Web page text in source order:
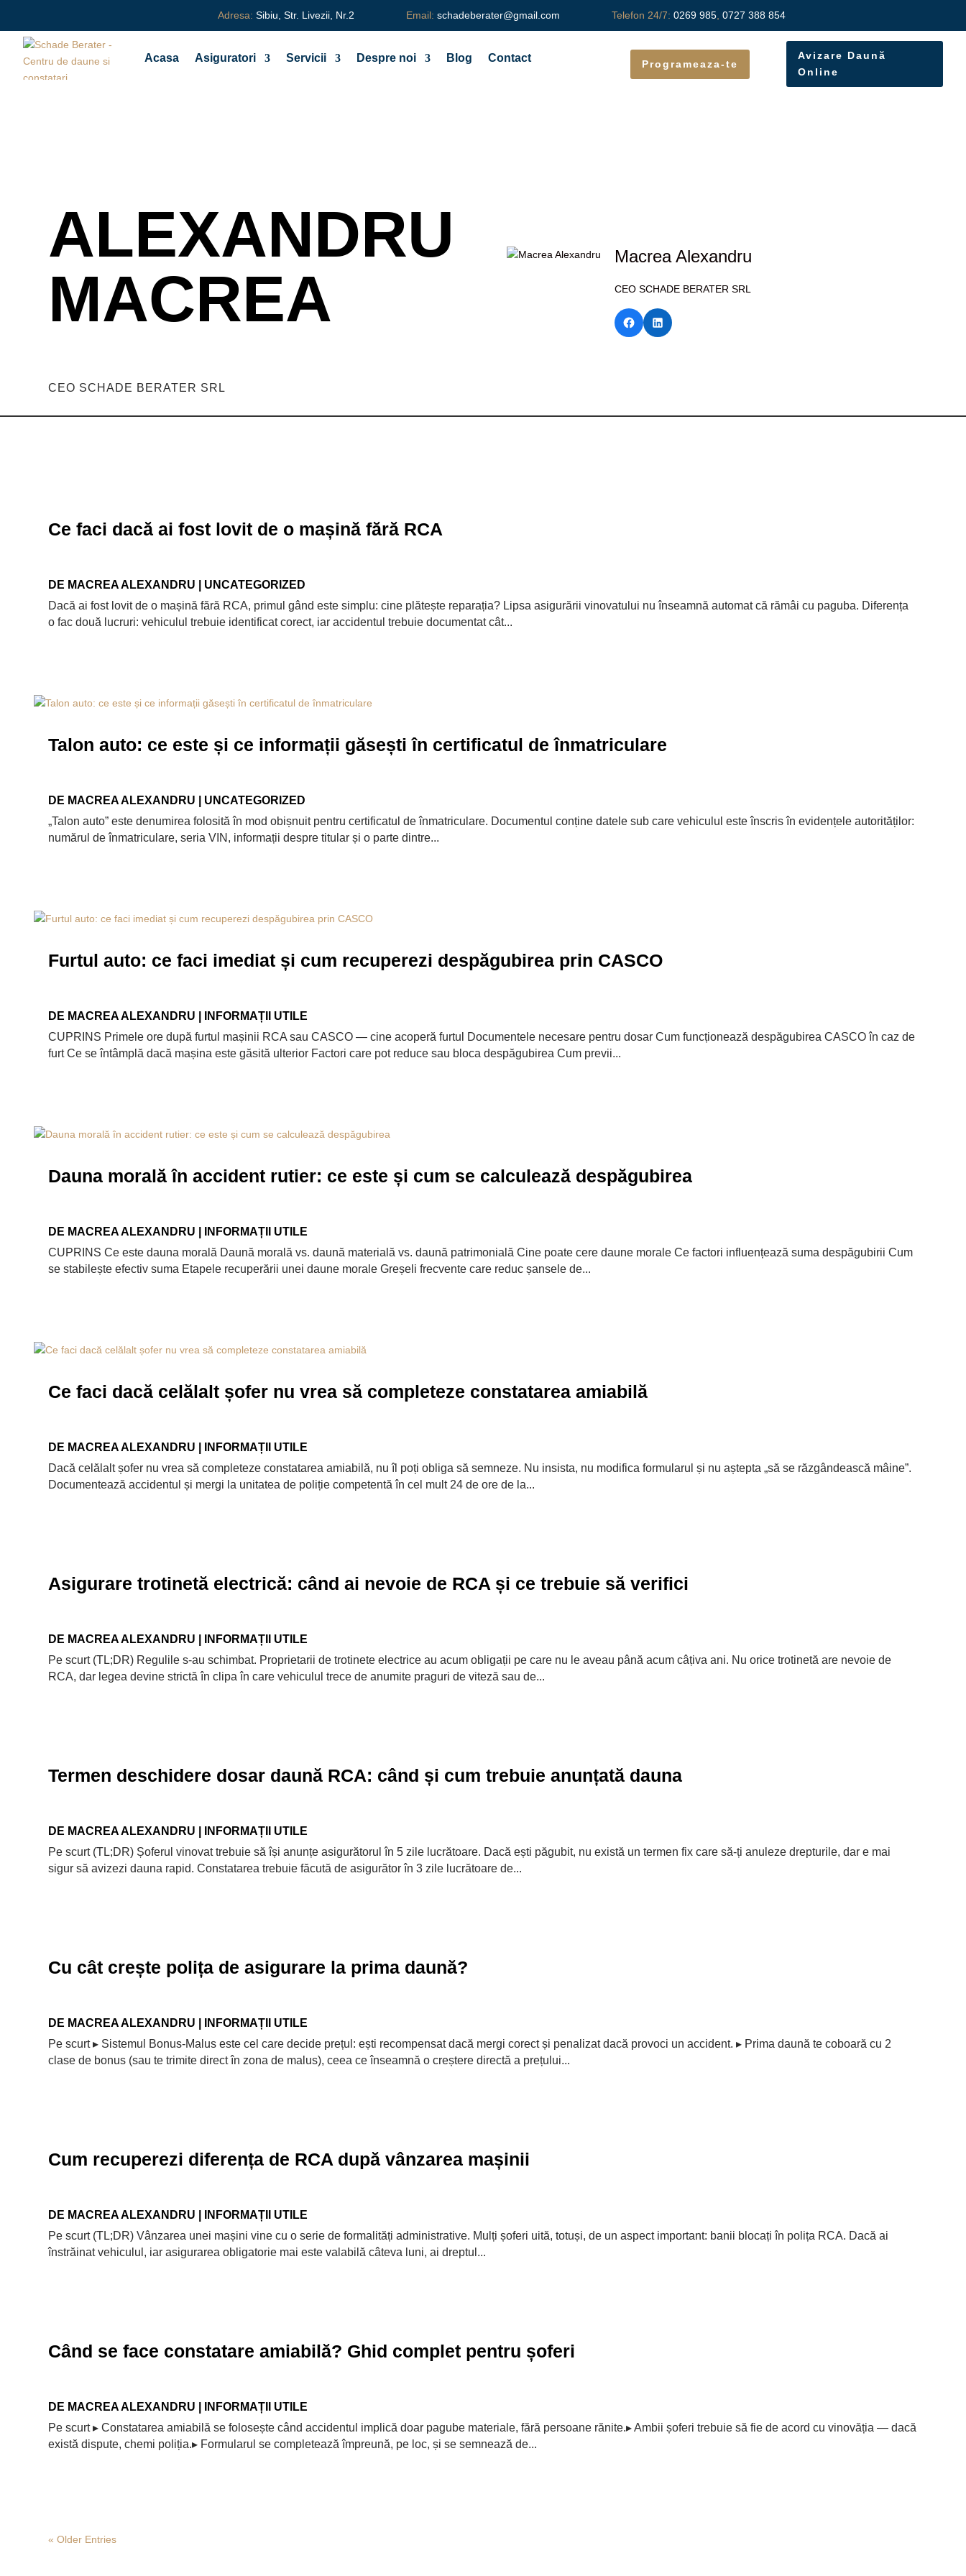
Adresa: Sibiu, Str. Livezii, Nr.2 Email: schadeberater@gmail.com Telefon 24/7:0269 985 ,0727 388 854
Acasa Asiguratori Servicii Despre noi Blog Contact Programeaza-te
Avizare Daună
Online
ALEXANDRU
MACREA
CEO SCHADE BERATER SRL
Macrea Alexandru
CEO SCHADE BERATER SRL
Ce faci dacă ai fost lovit de o mașină fără RCA
DE MACREA ALEXANDRU
UNCATEGORIZED
Dacă ai fost lovit de o mașină fără RCA, primul gând este simplu: cine plătește reparația? Lipsa asigurării vinovatului nu înseamnă automat că rămâi cu paguba. Diferența
o fac două lucruri: vehiculul trebuie identificat corect, iar accidentul trebuie documentat cât...
Talon auto: ce este și ce informații găsești în certificatul de înmatriculare
DE MACREA ALEXANDRU
UNCATEGORIZED
„Talon auto” este denumirea folosită în mod obișnuit pentru certificatul de înmatriculare. Documentul conține datele sub care vehiculul este înscris în evidențele autorităților:
numărul de înmatriculare, seria VIN, informații despre titular și o parte dintre...
Furtul auto: ce faci imediat și cum recuperezi despăgubirea prin CASCO
DE MACREA ALEXANDRU
INFORMAȚII UTILE
CUPRINS Primele ore după furtul mașinii RCA sau CASCO — cine acoperă furtul Documentele necesare pentru dosar Cum funcționează despăgubirea CASCO în caz de
furt Ce se întâmplă dacă mașina este găsită ulterior Factori care pot reduce sau bloca despăgubirea Cum previi...
Dauna morală în accident rutier: ce este și cum se calculează despăgubirea
DE MACREA ALEXANDRU
INFORMAȚII UTILE
CUPRINS Ce este dauna morală Daună morală vs. daună materială vs. daună patrimonială Cine poate cere daune morale Ce factori influențează suma despăgubirii Cum
se stabilește efectiv suma Etapele recuperării unei daune morale Greșeli frecvente care reduc șansele de...
Ce faci dacă celălalt șofer nu vrea să completeze constatarea amiabilă
DE MACREA ALEXANDRU
INFORMAȚII UTILE
Dacă celălalt șofer nu vrea să completeze constatarea amiabilă, nu îl poți obliga să semneze. Nu insista, nu modifica formularul și nu aștepta „să se răzgândească mâine”.
Documentează accidentul și mergi la unitatea de poliție competentă în cel mult 24 de ore de la...
Asigurare trotinetă electrică: când ai nevoie de RCA și ce trebuie să verifici
DE MACREA ALEXANDRU
INFORMAȚII UTILE
Pe scurt (TL;DR) Regulile s-au schimbat. Proprietarii de trotinete electrice au acum obligații pe care nu le aveau până acum câțiva ani. Nu orice trotinetă are nevoie de
RCA, dar legea devine strictă în clipa în care vehiculul trece de anumite praguri de viteză sau de...
Termen deschidere dosar daună RCA: când și cum trebuie anunțată dauna
DE MACREA ALEXANDRU
INFORMAȚII UTILE
Pe scurt (TL;DR) Șoferul vinovat trebuie să își anunțe asigurătorul în 5 zile lucrătoare. Dacă ești păgubit, nu există un termen fix care să-ți anuleze drepturile, dar e mai
sigur să avizezi dauna rapid. Constatarea trebuie făcută de asigurător în 3 zile lucrătoare de...
Cu cât crește polița de asigurare la prima daună?
DE MACREA ALEXANDRU
INFORMAȚII UTILE
Pe scurt ▸ Sistemul Bonus-Malus este cel care decide prețul: ești recompensat dacă mergi corect și penalizat dacă provoci un accident. ▸ Prima daună te coboară cu 2
clase de bonus (sau te trimite direct în zona de malus), ceea ce înseamnă o creștere directă a prețului...
Cum recuperezi diferența de RCA după vânzarea mașinii
DE MACREA ALEXANDRU
INFORMAȚII UTILE
Pe scurt (TL;DR) Vânzarea unei mașini vine cu o serie de formalități administrative. Mulți șoferi uită, totuși, de un aspect important: banii blocați în polița RCA. Dacă ai
înstrăinat vehiculul, iar asigurarea obligatorie mai este valabilă câteva luni, ai dreptul...
Când se face constatare amiabilă? Ghid complet pentru șoferi
DE MACREA ALEXANDRU
INFORMAȚII UTILE
Pe scurt ▸ Constatarea amiabilă se folosește când accidentul implică doar pagube materiale, fără persoane rănite.▸ Ambii șoferi trebuie să fie de acord cu vinovăția — dacă
există dispute, chemi poliția.▸ Formularul se completează împreună, pe loc, și se semnează de...
« Older Entries